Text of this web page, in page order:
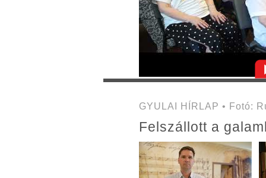
GYULAI HÍRLAP • Fotó:
Felszállott a